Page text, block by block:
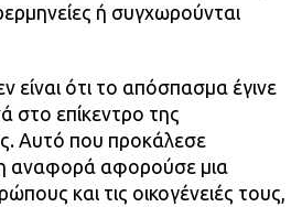
ή συγχωρούνται
ότι το απόσπασμα έγινε
στο επίκεντρο της
Αυτό που προκάλεσε
αναφορά αφορούσε μια
και τις οικογένειές τους,